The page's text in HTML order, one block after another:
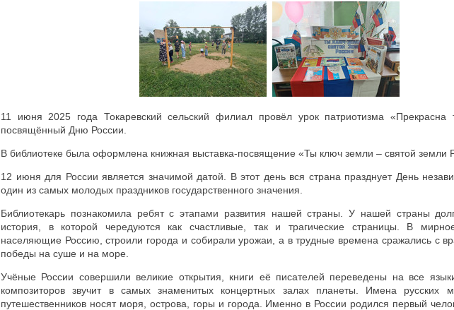
11 июня 2025 года Токаревский сельский филиал провёл урок патриотизма «Прекрасна
посвящённый Дню России.
В библиотеке была оформлена книжная выставка-посвящение «Ты ключ земли – святой земли
12 июня для России является значимой датой. В этот день вся страна празднует День
один из самых молодых праздников государственного значения.
Библиотекарь познакомила ребят с этапами развития нашей страны. У нашей страны
история, в которой чередуются как счастливые, так и трагические страницы. В
населяющие Россию, строили города и собирали урожаи, а в трудные времена сражались с
победы на суше и на море.
Учёные России совершили великие открытия, книги её писателей переведены на все
композиторов звучит в самых знаменитых концертных залах планеты. Имена русских
путешественников носят моря, острова, горы и города. Именно в России родился первый